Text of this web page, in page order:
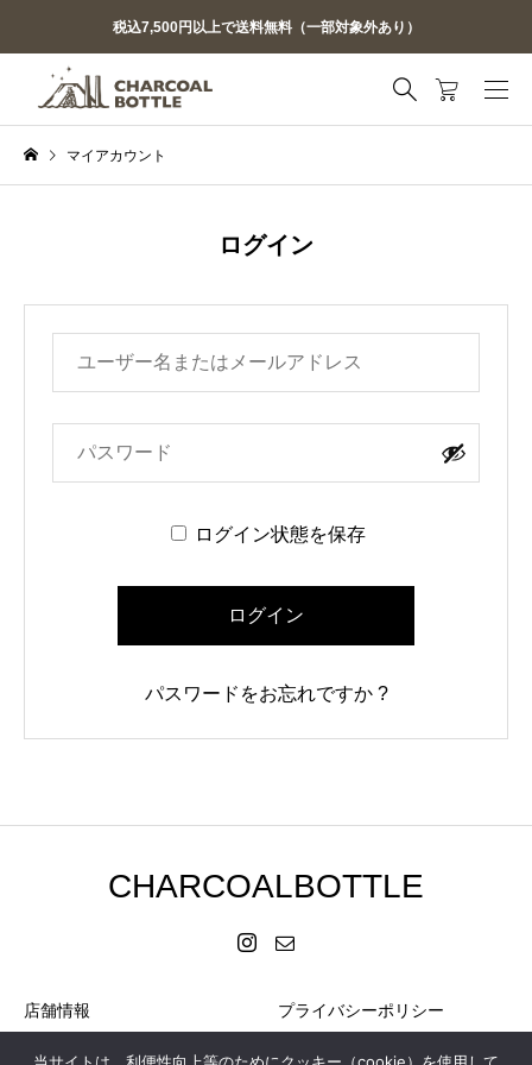
税込7,500円以上で送料無料（一部対象外あり）
マイアカウント
ログイン
ログイン状態を保存
ログイン
パスワードをお忘れですか ?
CHARCOALBOTTLE
店舗情報
お問い合わせ
プライバシーポリシー
特定商取引に基づく表記